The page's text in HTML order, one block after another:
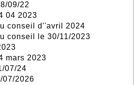
09/22
04 2023
conseil d''avril 2024
conseil le 30/11/2023
mars 2023
07/24
07/2026